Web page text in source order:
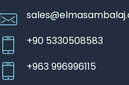
+90 5330508583
+963 996996115